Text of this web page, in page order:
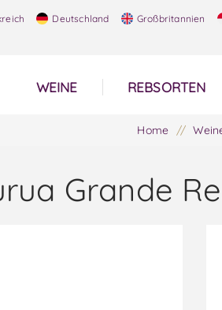
Deutschland Großbritannien
WEINE REBSORTEN
Home /
Grande